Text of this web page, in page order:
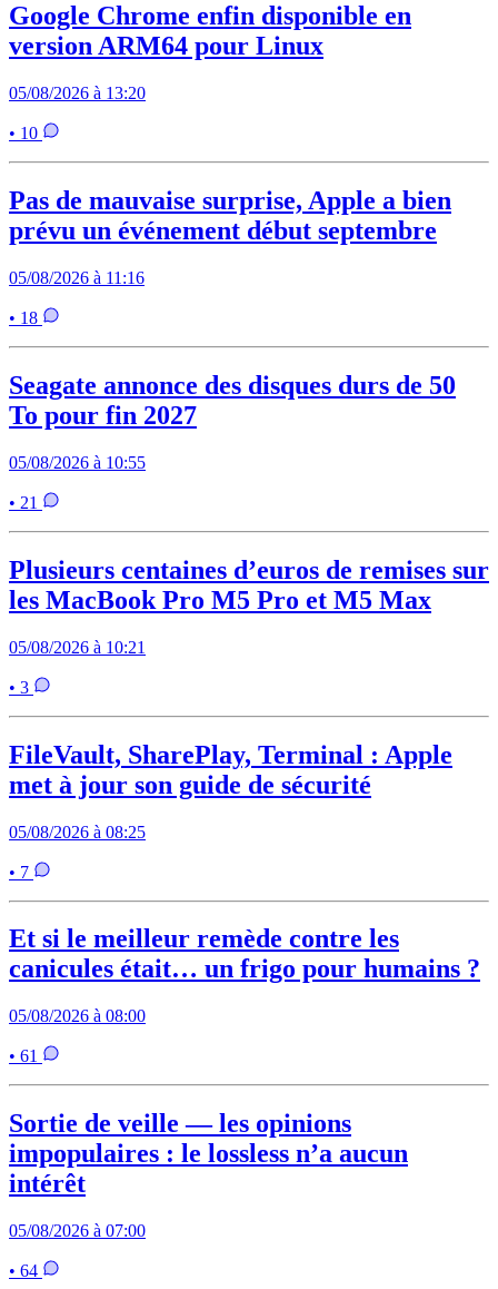
Google Chrome enfin disponible en
version ARM64 pour Linux
05/08/2026 à 13:20
• 10
Pas de mauvaise surprise, Apple a bien
prévu un événement début septembre
05/08/2026 à 11:16
• 18
Seagate annonce des disques durs de 50
To pour fin 2027
05/08/2026 à 10:55
• 21
Plusieurs centaines d’euros de remises sur
les MacBook Pro M5 Pro et M5 Max
05/08/2026 à 10:21
• 3
FileVault, SharePlay, Terminal : Apple
met à jour son guide de sécurité
05/08/2026 à 08:25
• 7
Et si le meilleur remède contre les
canicules était… un frigo pour humains ?
05/08/2026 à 08:00
• 61
Sortie de veille — les opinions
impopulaires : le lossless n’a aucun
intérêt
05/08/2026 à 07:00
• 64